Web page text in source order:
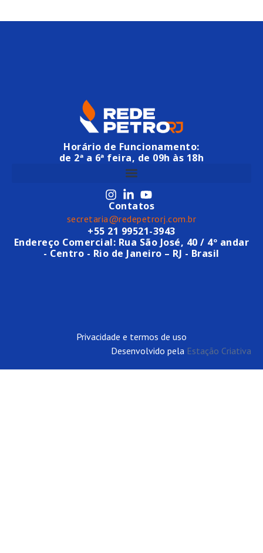
Horário de Funcionamento:
de 2ª a 6ª feira, de 09h às 18h
Contatos
secretaria@redepetrorj.com.br
+55 21 99521-3943
Endereço Comercial: Rua São José, 40 / 4º andar
- Centro - Rio de Janeiro – RJ - Brasil
Privacidade e termos de uso
Desenvolvido pela Estação Criativa